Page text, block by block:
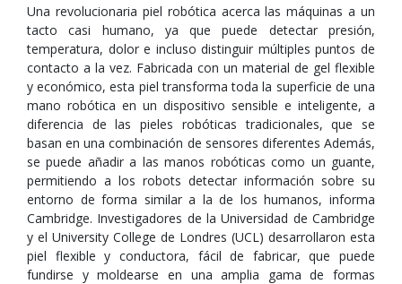
Una revolucionaria piel robótica acerca las máquinas a un
tacto casi humano, ya que puede detectar presión,
temperatura, dolor e incluso distinguir múltiples puntos de
contacto a la vez. Fabricada con un material de gel flexible
y económico, esta piel transforma toda la superficie de una
mano robótica en un dispositivo sensible e inteligente, a
diferencia de las pieles robóticas tradicionales, que se
basan en una combinación de sensores diferentes Además,
se puede añadir a las manos robóticas como un guante,
permitiendo a los robots detectar información sobre su
entorno de forma similar a la de los humanos, informa
Cambridge. Investigadores de la Universidad de Cambridge
y el University College de Londres (UCL) desarrollaron esta
piel flexible y conductora, fácil de fabricar, que puede
fundirse y moldearse en una amplia gama de formas